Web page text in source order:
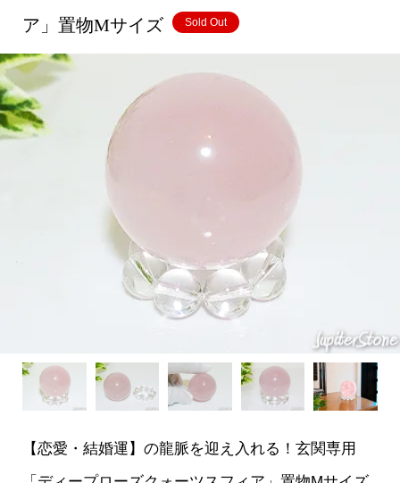
ア」置物Mサイズ
Sold Out
【恋愛・結婚運】の龍脈を迎え入れる！玄関専用